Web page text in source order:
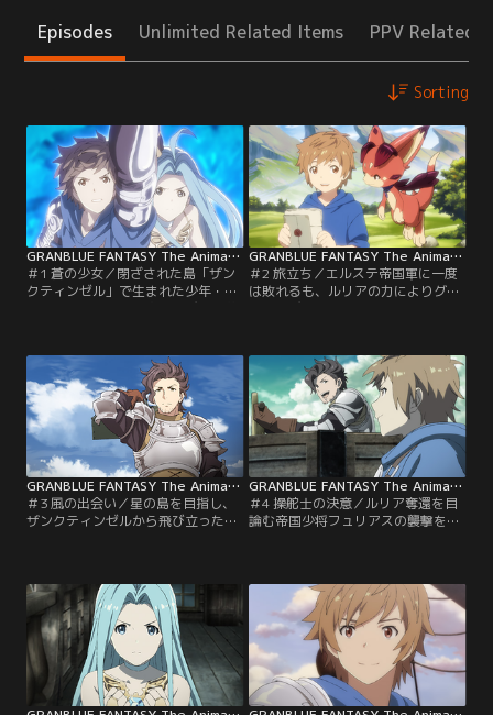
Episodes Unlimited Related Items PPV Related
Sorting
GRANBLUE FANTASY The Animation 第01話
＃1 蒼の少女／閉ざされた島「ザン
クティンゼル」で生まれた少年・グ
ラン。彼は大いなる空へ飛び立つ夢
暮らす平穏な島に、突如響き渡る轟
音。音の方向を見上げた彼らは、空
に浮かぶ軍艦の姿とそこから落ちる
光を目撃する。光の落ちた方向を目
指し、立ち入りが禁じられている森
を進むグランとビィ…。【提供：バ
ンダイチャンネル】
GRANBLUE FANTASY The Animation 第02話
＃2 旅立ち／エルステ帝国軍に一度
は敗れるも、ルリアの力によりグラ
ンは再び立ち上がる。そして彼はル
果たし、気を失ったグランは、夢の
中で幼き日の記憶を回想する。かつ
て手にした、彼方にいる父からの手
紙--。「星の島、イスタルシアで待
つ」と書かれたその手紙こそが、彼
が空の冒険に憧れる理由…。【提
供：バンダイチャンネル】
GRANBLUE FANTASY The Animation 第03話
＃3 風の出会い／星の島を目指し、
ザンクティンゼルから飛び立ったグ
の着陸ではあるものの、彼らはどう
にか新たな島へと到着した。降り立
ったのはポート・ブリーズ群島の一
部、エインガナ島。風を司る守り
神・ティアマトが祀られる、穏やか
な風の吹く島だった…。【提供：バ
ンダイチャンネル】
GRANBLUE FANTASY The Animation 第04話
＃4 操舵士の決意／ルリア奪還を目
論む帝国少将フュリアスの襲撃を受
ため、ラカムを操舵士として迎え入
れたいと提案するも断られてしま
う。彼は幼い頃に魅せられた、古び
た騎空艇・グランサイファーでなけ
れば飛びたくないと語る。数年前に
ラカムが空を飛ぶことを…。【提
供：バンダイチャンネル】